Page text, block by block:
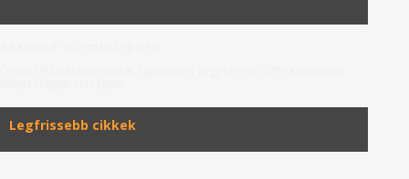
Legfrissebb cikkek